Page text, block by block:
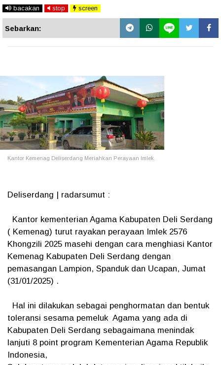
bacakan stop screen
Sebarkan:
Kantor Kemenag Deliserdang Meriahkan Perayaan Imlek.
Deliserdang | radarsumut :
Kantor kementerian Agama Kabupaten Deli Serdang
( Kemenag) turut rayakan perayaan Imlek 2576
Khongzili 2025 masehi dengan cara menghiasi Kantor
Kemenag Kabupaten Deli Serdang dengan
pemasangan Lampion, Spanduk dan Ucapan, Jumat
(31/01/2025) .
Hal ini dilakukan sebagai penghormatan dan bentuk
toleransi sesama pemeluk Agama yang ada di
Kabupaten Deli Serdang sebagaimana menindak
lanjuti 8 point program Kementerian Agama Republik
Indonesia,